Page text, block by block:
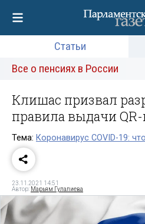
Статьи
Все о пенсиях в России
Клишас призвал
правила выдачи QR-
Тема: Коронавирус COVID-19:
23.11.2021 14:51
Автор: Марьям Гулалиева